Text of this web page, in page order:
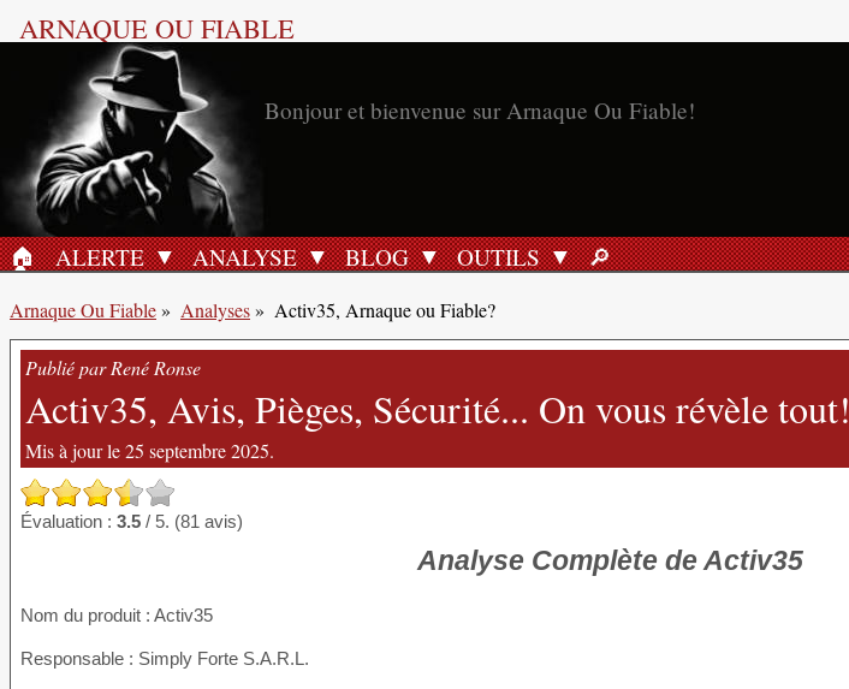
ARNAQUE OU FIABLE
ACCUEIL
🏠︎ ALERTE ANALYSE BLOG OUTILS RECHERCHER
🔎︎
Arnaque Ou Fiable» Analyses» Activ35, Arnaque ou Fiable?
Publié par René Ronse
Activ35, Avis, Pièges, Sécurité... On vous révèle tout!
Mis à jour le 25 septembre 2025.
Évaluation : 3.5 / 5. (81 avis)
Analyse Complète de Activ35
Nom du produit : Activ35
Responsable : Simply Forte S.A.R.L.